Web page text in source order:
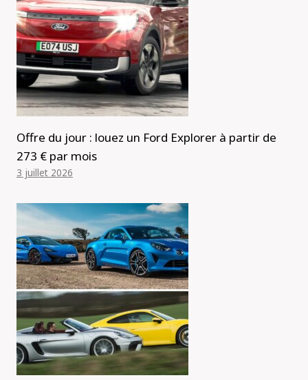
Offre du jour : louez un Ford Explorer à partir de
273 € par mois
3 juillet 2026